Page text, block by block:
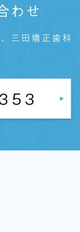
わせ
三田矯正歯科